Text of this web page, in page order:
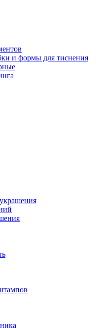
и формы для тиснения